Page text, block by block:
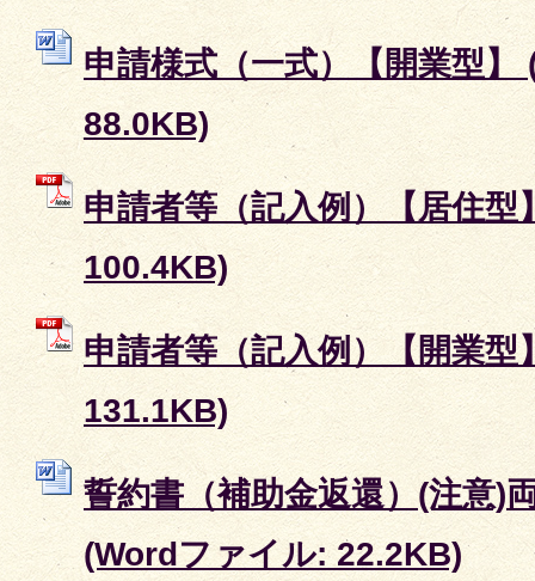
申請様式（一式）【開業型
88.0KB)
申請者等（記入例）【居住
100.4KB)
申請者等（記入例）【開業
131.1KB)
誓約書（補助金返還）(注意)
(Wordファイル: 22.2KB)